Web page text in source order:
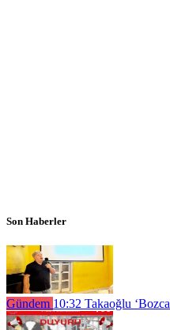
Son Haberler
Gündem 10:32 Takaoğlu